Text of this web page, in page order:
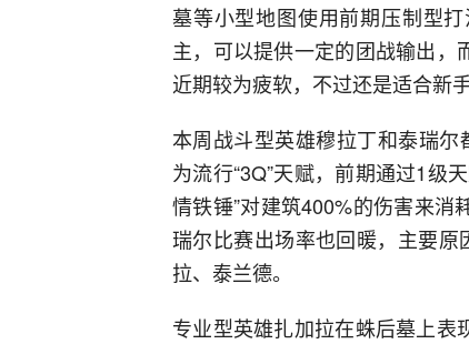
墓等小型地图使用前期压制型
主，可以提供一定的团战输出，
近期较为疲软，不过还是适合新
本周战斗型英雄穆拉丁和泰瑞
为流行“3Q”天赋，前期通过1级
情铁锤”对建筑400%的伤害来
瑞尔比赛出场率也回暖，主要原
拉、泰兰德。
专业型英雄扎加拉在蛛后墓上表